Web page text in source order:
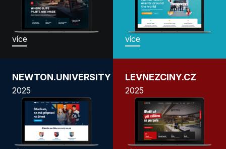
více více
NEWTON.UNIVERSITY
2025
LEVNEZCINY.CZ
2025